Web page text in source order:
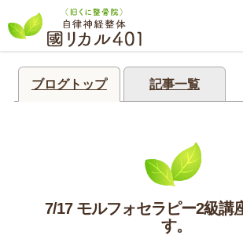
ブログトップ 記事一覧
7/17 モルフォセラピー2級講
す。